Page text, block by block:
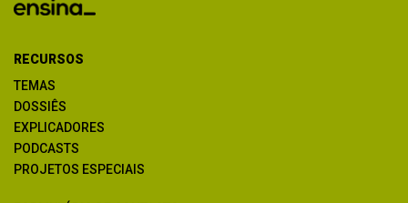
RECURSOS
TEMAS
DOSSIÊS
EXPLICADORES
PODCASTS
PROJETOS ESPECIAIS